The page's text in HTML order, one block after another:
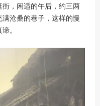
，闲适的午后，约三两
沧桑的巷子，这样的慢
。